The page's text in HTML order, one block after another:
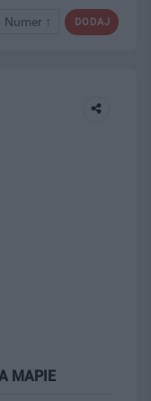
DODAJ
Numer ↑
MAPIE